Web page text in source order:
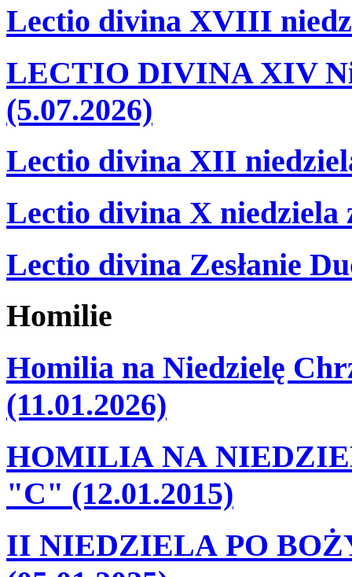
Lectio divina XVIII
LECTIO DIVINA XIV
(5.07.2026)
Lectio divina XII
Lectio divina X niedziela
Lectio divina Zesłanie
Homilie
Homilia na Niedzielę
(11.01.2026)
HOMILIA NA
"C" (12.01.2015)
II NIEDZIELA PO